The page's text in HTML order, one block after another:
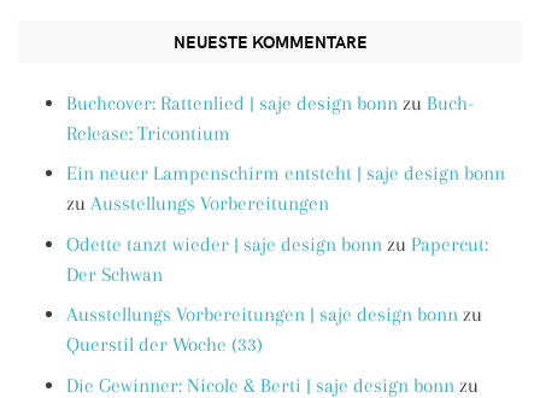
NEUESTE KOMMENTARE
Buchcover: Rattenlied | saje design bonn zu Buch-
Release: Tricontium
Ein neuer Lampenschirm entsteht | saje design bonn
zu Ausstellungs Vorbereitungen
Odette tanzt wieder | saje design bonn zu Papercut:
Der Schwan
Ausstellungs Vorbereitungen | saje design bonn zu
Querstil der Woche (33)
Die Gewinner: Nicole & Berti | saje design bonn zu